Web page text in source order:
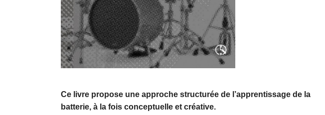
Ce livre propose une approche structurée de l’apprentissage de la
batterie, à la fois conceptuelle et créative.